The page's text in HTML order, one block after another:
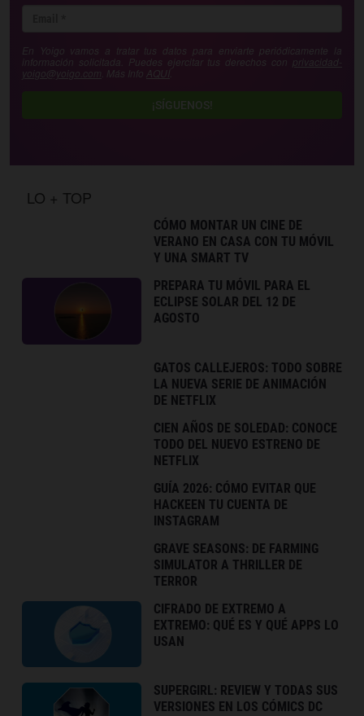
En Yoigo vamos a tratar tus datos para enviarte periódicamente la
información solicitada. Puedes ejercitar tus derechos con privacidad-
yoigo@yoigo.com . Más Info AQUÍ
¡SÍGUENOS!
LO + TOP
CÓMO MONTAR UN CINE DE
VERANO EN CASA CON TU MÓVIL
Y UNA SMART TV
PREPARA TU MÓVIL PARA EL
ECLIPSE SOLAR DEL 12 DE
AGOSTO
GATOS CALLEJEROS: TODO SOBRE
LA NUEVA SERIE DE ANIMACIÓN
DE NETFLIX
CIEN AÑOS DE SOLEDAD: CONOCE
TODO DEL NUEVO ESTRENO DE
NETFLIX
GUÍA 2026: CÓMO EVITAR QUE
HACKEEN TU CUENTA DE
INSTAGRAM
GRAVE SEASONS: DE FARMING
SIMULATOR A THRILLER DE
TERROR
CIFRADO DE EXTREMO A
EXTREMO: QUÉ ES Y QUÉ APPS LO
USAN
SUPERGIRL: REVIEW Y TODAS SUS
VERSIONES EN LOS CÓMICS DC